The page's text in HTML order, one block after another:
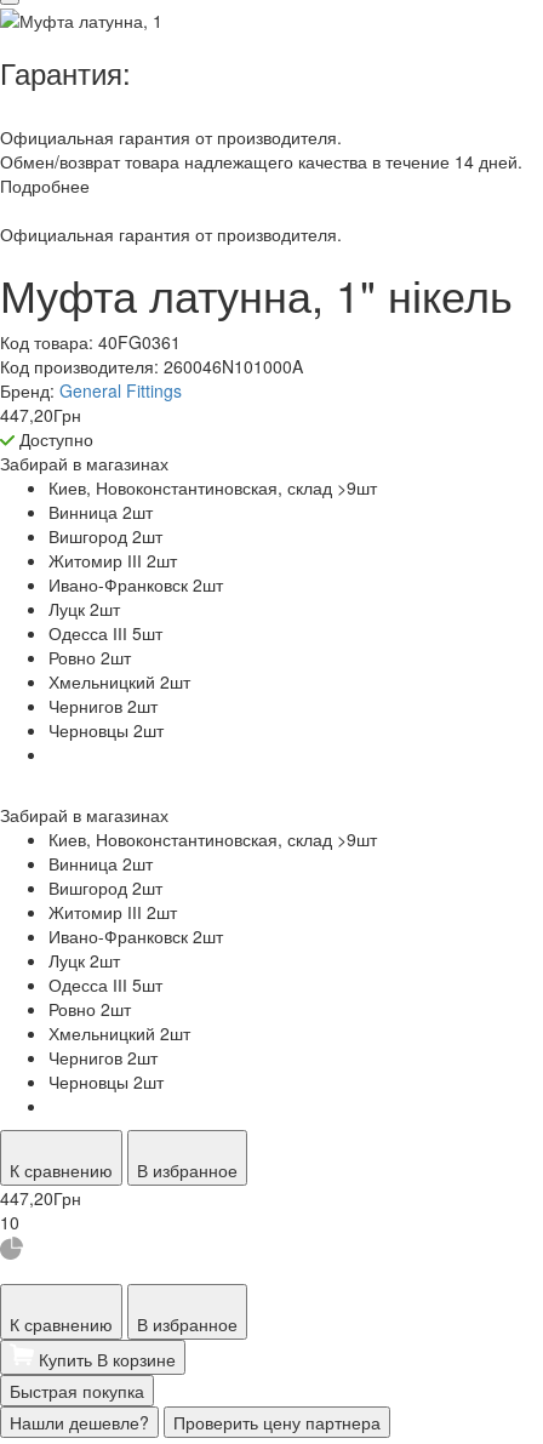
Гарантия:
Официальная гарантия от производителя.
Обмен/возврат товара надлежащего качества в течение 14 дней.
Подробнее
Официальная гарантия от производителя.
Муфта латунна, 1" нікель
Код товара: 40FG0361
Код производителя: 260046N101000A
Бренд: General Fittings
447,20Грн
Доступно
Забирай в магазинах
Киев, Новоконстантиновская, склад >9шт
Винница 2шт
Вишгород 2шт
Житомир ІІІ 2шт
Ивано-Франковск 2шт
Луцк 2шт
Одесса ІІІ 5шт
Ровно 2шт
Хмельницкий 2шт
Чернигов 2шт
Черновцы 2шт
Забирай в магазинах
Киев, Новоконстантиновская, склад >9шт
Винница 2шт
Вишгород 2шт
Житомир ІІІ 2шт
Ивано-Франковск 2шт
Луцк 2шт
Одесса ІІІ 5шт
Ровно 2шт
Хмельницкий 2шт
Чернигов 2шт
Черновцы 2шт
К сравнению
В избранное
447,20Грн
10
К сравнению
В избранное
Купить В корзине
Быстрая покупка
Нашли дешевле?
Проверить цену партнера